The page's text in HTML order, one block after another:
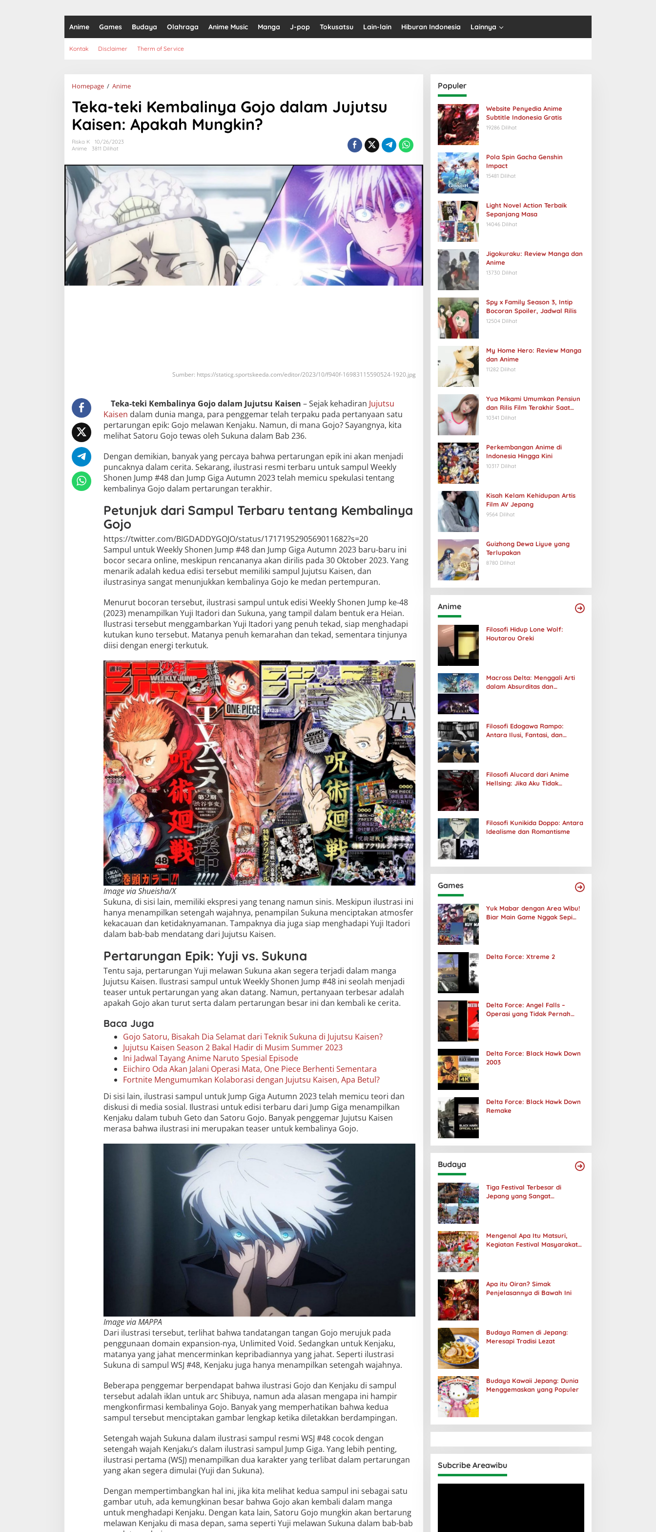
Anime Games Budaya Olahraga Anime Music Manga J-pop Tokusatsu Lain-lain Hiburan Indonesia Lainnya
Kontak Disclaimer Therm of Service
Homepage / AnimeTeka-
Kembalinya
Gojo
dalam
Jujutsu
Teka-teki Kembalinya Gojo dalam Jujutsu
Kaisen: Apakah Mungkin?
Riska K
10/26/2023
Anime
3811 Dilihat
Sumber: https://staticg.sportskeeda.com/editor/2023/10/f940f-16983115590524-1920.jpg
Teka-teki Kembalinya Gojo dalam Jujutsu Kaisen – Sejak kehadiran Jujutsu
Kaisen dalam dunia manga, para penggemar telah terpaku pada pertanyaan satu
pertarungan epik: Gojo melawan Kenjaku. Namun, di mana Gojo? Sayangnya, kita
melihat Satoru Gojo tewas oleh Sukuna dalam Bab 236.
Dengan demikian, banyak yang percaya bahwa pertarungan epik ini akan menjadi
puncaknya dalam cerita. Sekarang, ilustrasi resmi terbaru untuk sampul Weekly
Shonen Jump #48 dan Jump Giga Autumn 2023 telah memicu spekulasi tentang
kembalinya Gojo dalam pertarungan terakhir.
Petunjuk dari Sampul Terbaru tentang Kembalinya
Gojo
https://twitter.com/BIGDADDYGOJO/status/1717195290569011682?s=20
Sampul untuk Weekly Shonen Jump #48 dan Jump Giga Autumn 2023 baru-baru ini
bocor secara online, meskipun rencananya akan dirilis pada 30 Oktober 2023. Yang
menarik adalah kedua edisi tersebut memiliki sampul Jujutsu Kaisen, dan
ilustrasinya sangat menunjukkan kembalinya Gojo ke medan pertempuran.
Menurut bocoran tersebut, ilustrasi sampul untuk edisi Weekly Shonen Jump ke-48
(2023) menampilkan Yuji Itadori dan Sukuna, yang tampil dalam bentuk era Heian.
Ilustrasi tersebut menggambarkan Yuji Itadori yang penuh tekad, siap menghadapi
kutukan kuno tersebut. Matanya penuh kemarahan dan tekad, sementara tinjunya
diisi dengan energi terkutuk.
Image via Shueisha/X
Sukuna, di sisi lain, memiliki ekspresi yang tenang namun sinis. Meskipun ilustrasi ini
hanya menampilkan setengah wajahnya, penampilan Sukuna menciptakan atmosfer
kekacauan dan ketidaknyamanan. Tampaknya dia juga siap menghadapi Yuji Itadori
dalam bab-bab mendatang dari Jujutsu Kaisen.
Pertarungan Epik: Yuji vs. Sukuna
Tentu saja, pertarungan Yuji melawan Sukuna akan segera terjadi dalam manga
Jujutsu Kaisen. Ilustrasi sampul untuk Weekly Shonen Jump #48 ini seolah menjadi
teaser untuk pertarungan yang akan datang. Namun, pertanyaan terbesar adalah
apakah Gojo akan turut serta dalam pertarungan besar ini dan kembali ke cerita.
Baca Juga
Gojo Satoru, Bisakah Dia Selamat dari Teknik Sukuna di Jujutsu Kaisen?
Jujutsu Kaisen Season 2 Bakal Hadir di Musim Summer 2023
Ini Jadwal Tayang Anime Naruto Spesial Episode
Eiichiro Oda Akan Jalani Operasi Mata, One Piece Berhenti Sementara
Fortnite Mengumumkan Kolaborasi dengan Jujutsu Kaisen, Apa Betul?
Di sisi lain, ilustrasi sampul untuk Jump Giga Autumn 2023 telah memicu teori dan
diskusi di media sosial. Ilustrasi untuk edisi terbaru dari Jump Giga menampilkan
Kenjaku dalam tubuh Geto dan Satoru Gojo. Banyak penggemar Jujutsu Kaisen
merasa bahwa ilustrasi ini merupakan teaser untuk kembalinya Gojo.
Image via MAPPA
Dari ilustrasi tersebut, terlihat bahwa tandatangan tangan Gojo merujuk pada
penggunaan domain expansion-nya, Unlimited Void. Sedangkan untuk Kenjaku,
matanya yang jahat mencerminkan kepribadiannya yang jahat. Seperti ilustrasi
Sukuna di sampul WSJ #48, Kenjaku juga hanya menampilkan setengah wajahnya.
Beberapa penggemar berpendapat bahwa ilustrasi Gojo dan Kenjaku di sampul
tersebut adalah iklan untuk arc Shibuya, namun ada alasan mengapa ini hampir
mengkonfirmasi kembalinya Gojo. Banyak yang memperhatikan bahwa kedua
sampul tersebut menciptakan gambar lengkap ketika diletakkan berdampingan.
Setengah wajah Sukuna dalam ilustrasi sampul resmi WSJ #48 cocok dengan
setengah wajah Kenjaku’s dalam ilustrasi sampul Jump Giga. Yang lebih penting,
ilustrasi pertama (WSJ) menampilkan dua karakter yang terlibat dalam pertarungan
yang akan segera dimulai (Yuji dan Sukuna).
Dengan mempertimbangkan hal ini, jika kita melihat kedua sampul ini sebagai satu
gambar utuh, ada kemungkinan besar bahwa Gojo akan kembali dalam manga
untuk menghadapi Kenjaku. Dengan kata lain, Satoru Gojo mungkin akan bertarung
melawan Kenjaku di masa depan, sama seperti Yuji melawan Sukuna dalam bab-bab
Populer
Website Penyedia Anime
Subtitle Indonesia Gratis
19286 Dilihat
Pola Spin Gacha Genshin
Impact
15481 Dilihat
Light Novel Action Terbaik
Sepanjang Masa
14046 Dilihat
Jigokuraku: Review Manga dan
Anime
13730 Dilihat
Spy x Family Season 3, Intip
Bocoran Spoiler, Jadwal Rilis
12504 Dilihat
My Home Hero: Review Manga
dan Anime
11282 Dilihat
Yua Mikami Umumkan Pensiun
dan Rilis Film Terakhir Saat
Ulang Tahun
10341 Dilihat
Perkembangan Anime di
Indonesia Hingga Kini
10317 Dilihat
Kisah Kelam Kehidupan Artis
Film AV Jepang
9564 Dilihat
Guizhong Dewa Liyue yang
Terlupakan
8780 Dilihat
Anime
Filosofi Hidup Lone Wolf:
Houtarou Oreki
Macross Delta: Menggali Arti
dalam Absurditas dan
Filosofi Edogawa Rampo:
Antara Ilusi, Fantasi, dan
Filosofi Alucard dari Anime
Hellsing: Jika Aku Tidak
Filosofi Kunikida Doppo: Antara
Idealisme dan Romantisme
Games
Yuk Mabar dengan Area Wibu!
Biar Main Game Nggak Sepi
Delta Force: Xtreme 2
Delta Force: Angel Falls –
Operasi yang Tidak Pernah
Delta Force: Black Hawk Down
2003
Delta Force: Black Hawk Down
Remake
Budaya
Tiga Festival Terbesar di
Jepang yang Sangat
Mengenal Apa Itu Matsuri,
Kegiatan Festival Masyarakat
Apa itu Oiran? Simak
Penjelasannya di Bawah Ini
Budaya Ramen di Jepang:
Meresapi Tradisi Lezat
Budaya Kawaii Jepang: Dunia
Menggemaskan yang Populer
Subcribe Areawibu